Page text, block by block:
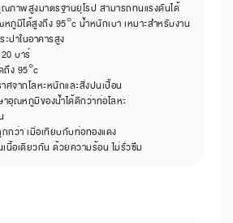
าพสูงมาตรฐานยุโรป สามารถทนแรงดันได้
มิได้สูงถึง 95°c น้ำหนักเบา เหมาะสำหรับงาน
ปาในอาคารสูง
บาร์
ง 95°c
ศจากโลหะหนักและสิ่งปนเปื้อน
อุณหภูมิของน้ำได้ดีกว่าท่อโลหะ
กว่า เมื่อเทียบกับท่อทองแดง
นื้อเดียวกัน ด้วยความร้อน ไม่รั่วซึม